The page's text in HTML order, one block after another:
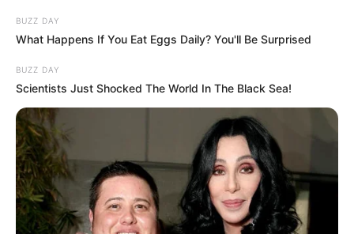
BUZZ DAY
What Happens If You Eat Eggs Daily? You'll Be Surprised
BUZZ DAY
Scientists Just Shocked The World In The Black Sea!